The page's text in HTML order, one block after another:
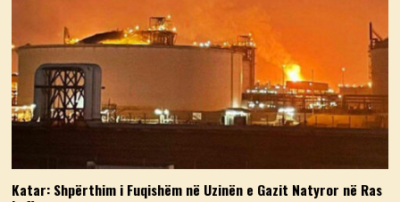
Katar: Shpërthim i Fuqishëm në Uzinën e Gazit Natyror në Ras